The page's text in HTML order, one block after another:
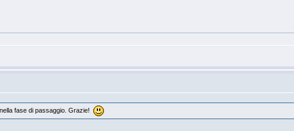
fase di passaggio. Grazie!